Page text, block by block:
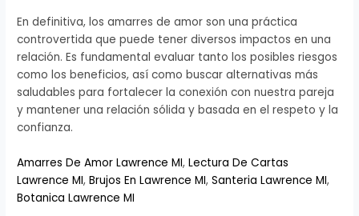
En definitiva, los amarres de amor son una práctica
controvertida que puede tener diversos impactos en una
relación. Es fundamental evaluar tanto los posibles riesgos
como los beneficios, así como buscar alternativas más
saludables para fortalecer la conexión con nuestra pareja
y mantener una relación sólida y basada en el respeto y la
confianza.
Amarres De Amor Lawrence MI,Lectura De Cartas
Lawrence MI,Brujos En Lawrence MI,Santeria Lawrence MI,
Botanica Lawrence MI